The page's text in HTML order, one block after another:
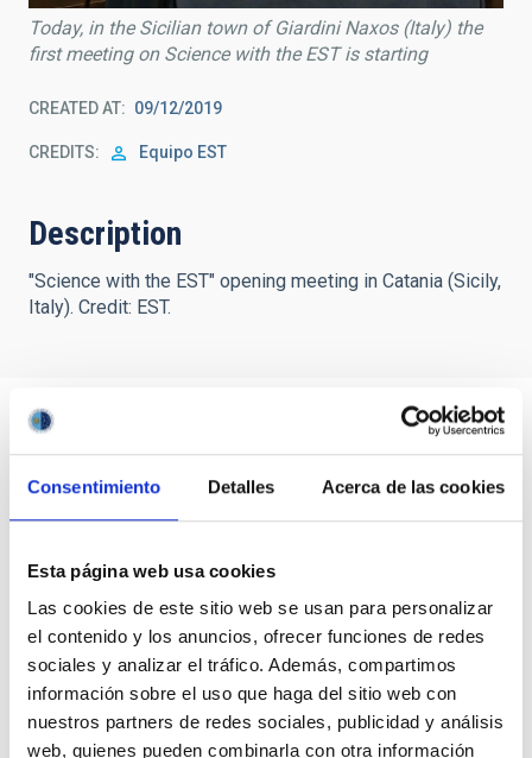
Consentimiento Detalles Acerca de las cookies
Esta página web usa cookies
Las cookies de este sitio web se usan para personalizar
el contenido y los anuncios, ofrecer funciones de redes
sociales y analizar el tráfico. Además, compartimos
información sobre el uso que haga del sitio web con
nuestros partners de redes sociales, publicidad y análisis
web, quienes pueden combinarla con otra información
Today, in the Sicilian town of Giardini Naxos (Italy) the
first meeting on Science with the EST is starting
CREATED AT 09/12/2019
CREDITS Equipo EST
Description
"Science with the EST" opening meeting in Catania (Sicily,
Italy). Credit: EST.